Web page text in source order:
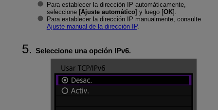
Para establecer la dirección IP automáticamente,
seleccione [Ajuste automático] y luego [OK].
Para establecer la dirección IP manualmente, consulte
Ajuste manual de la dirección IP.
Seleccione una opción IPv6.